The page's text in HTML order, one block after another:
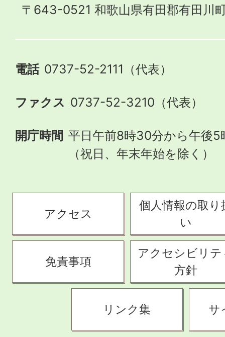
〒643-0521 和歌山県有田郡有田川
電話 0737-52-2111（代表）
ファクス 0737-52-3210（代表）
開庁時間 平日午前8時30分から午後5
（祝日、年末年始を除く）
アクセス
個人情報の取り
い
免責事項
アクセシビリテ
方針
リンク集 サ